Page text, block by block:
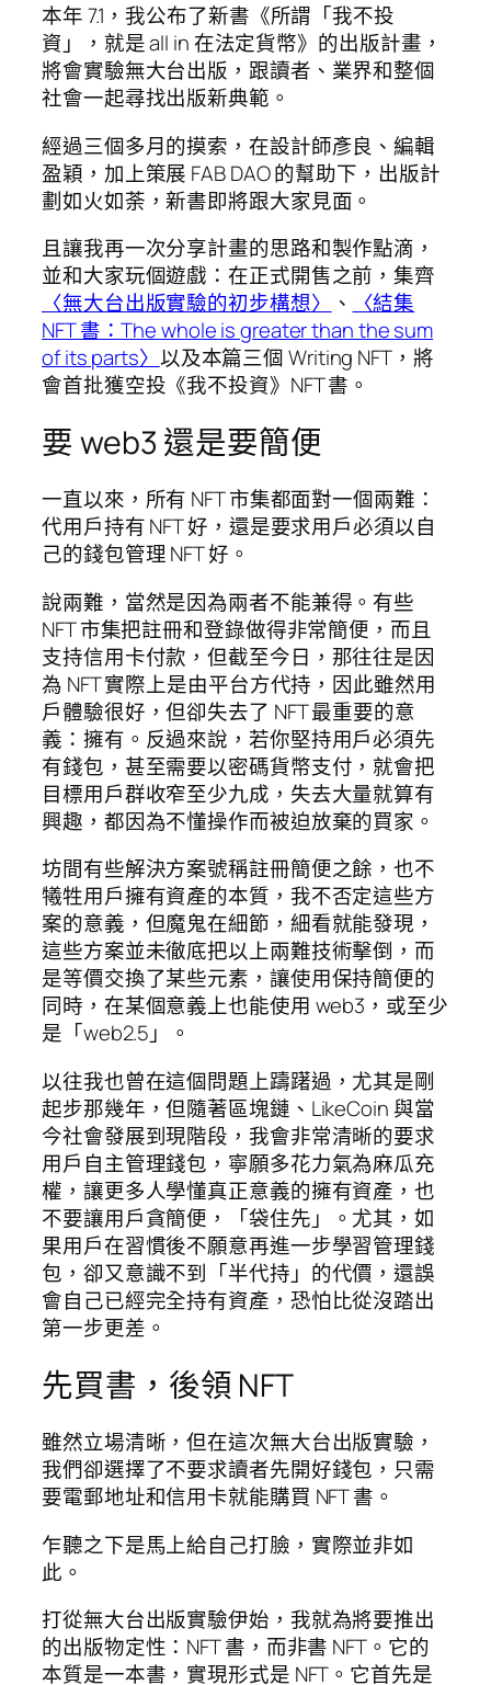
本年 7.1，我公布了新書《所謂「我不投
資」，就是 all in 在法定貨幣》的出版計畫，
將會實驗無大台出版，跟讀者、業界和整個
社會一起尋找出版新典範。
經過三個多月的摸索，在設計師彥良、編輯
盈穎，加上策展 FAB DAO 的幫助下，出版計
劃如火如荼，新書即將跟大家見面。
且讓我再一次分享計畫的思路和製作點滴，
並和大家玩個遊戲：在正式開售之前，集齊
〈無大台出版實驗的初步構想〉
、
〈結集
NFT 書：The whole is greater than the sum
of its parts〉 以及本篇三個 Writing NFT，將
會首批獲空投《我不投資》NFT 書。
要 web3 還是要簡便
一直以來，所有 NFT 市集都面對一個兩難：
代用戶持有 NFT 好，還是要求用戶必須以自
己的錢包管理 NFT 好。
說兩難，當然是因為兩者不能兼得。有些
NFT 市集把註冊和登錄做得非常簡便，而且
支持信用卡付款，但截至今日，那往往是因
為 NFT 實際上是由平台方代持，因此雖然用
戶體驗很好，但卻失去了 NFT 最重要的意
義：擁有。反過來說，若你堅持用戶必須先
有錢包，甚至需要以密碼貨幣支付，就會把
目標用戶群收窄至少九成，失去大量就算有
興趣，都因為不懂操作而被迫放棄的買家。
坊間有些解決方案號稱註冊簡便之餘，也不
犧牲用戶擁有資產的本質，我不否定這些方
案的意義，但魔鬼在細節，細看就能發現，
這些方案並未徹底把以上兩難技術擊倒，而
是等價交換了某些元素，讓使用保持簡便的
同時，在某個意義上也能使用 web3，或至少
是「web2.5」。
以往我也曾在這個問題上躊躇過，尤其是剛
起步那幾年，但隨著區塊鏈、LikeCoin 與當
今社會發展到現階段，我會非常清晰的要求
用戶自主管理錢包，寧願多花力氣為麻瓜充
權，讓更多人學懂真正意義的擁有資產，也
不要讓用戶貪簡便，「袋住先」。尤其，如
果用戶在習慣後不願意再進一步學習管理錢
包，卻又意識不到「半代持」的代價，還誤
會自己已經完全持有資產，恐怕比從沒踏出
第一步更差。
先買書，後領 NFT
雖然立場清晰，但在這次無大台出版實驗，
我們卻選擇了不要求讀者先開好錢包，只需
要電郵地址和信用卡就能購買 NFT 書。
乍聽之下是馬上給自己打臉，實際並非如
此。
打從無大台出版實驗伊始，我就為將要推出
的出版物定性：NFT 書，而非書 NFT。它的
本質是一本書，實現形式是 NFT。它首先是